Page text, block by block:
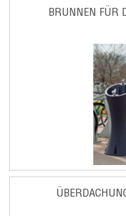
BRUNNEN FÜR